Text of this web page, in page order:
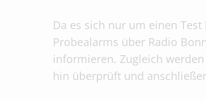
Da es sich nur um einen
Probealarms über Radio
informieren. Zugleich
hin überprüft und